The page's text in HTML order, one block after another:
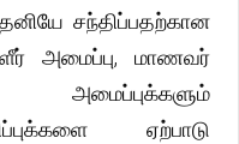
சந்திப்பதற்கான
அமைப்பு, மாணவர்
அமைப்புக்களும்
ஏற்பாடு